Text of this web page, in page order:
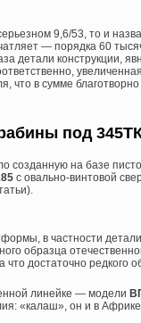
9,6/53, то и
— порядка 60
детали конструкции,
что в сумме
под
на базе
с овально-винтовой
в частности
образца
достаточно редкого
линейке — модели
«калаш», он и в